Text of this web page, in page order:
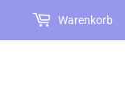
Warenkorb